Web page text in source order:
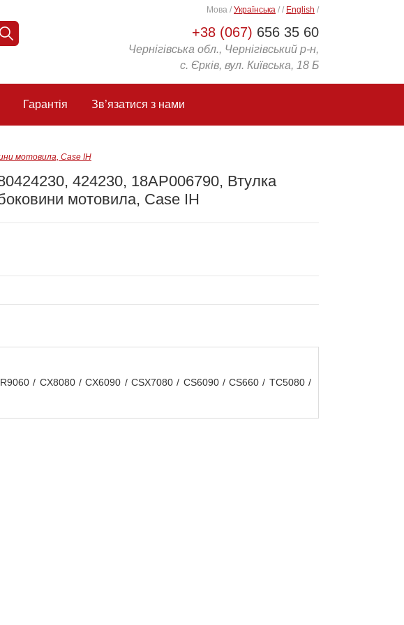
+38 (067) 656 35 60
Чернігівська обл., Чернігівський р-н,
с. Єрків, вул. Київська, 18 Б
Мова / Українська / / English /
Гарантія Зв’язатися з нами
мотовила, Case IH
424230, 18AP006790, Втулка
мотовила, Case IH
/ CX8080 / CX6090 / CSX7080 / CS6090 / CS660 / TC5080 /